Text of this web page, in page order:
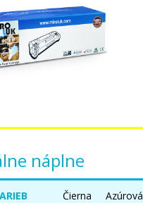
náplne
Čierna Azúrová